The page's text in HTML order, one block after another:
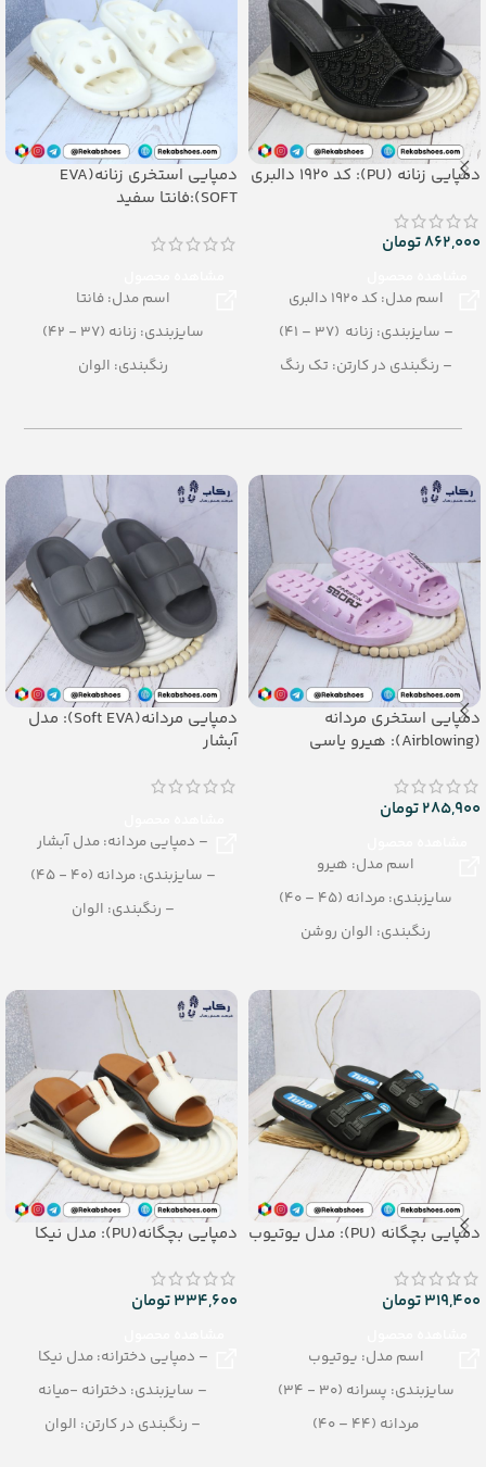
دمپایی زنانه (PU): کد 1920 دالبری
862,000تومان
اسم مدل: کد 1920 دالبری
– سایزبندی: زنانه (37 – 41)
– رنگبندی در کارتن: تک رنگ
– جنس زیره: PU
دمپایی استخری زنانه(EVA
SOFT):فانتا سفید
اسم مدل: فانتا
سایزبندی: زنانه (37 - 42)
رنگبندی: الوان
جنس: EVA SOFT
دمپایی استخری مردانه
(Airblowing): هیرو یاسی
285,900تومان
اسم مدل: هیرو
سایزبندی: مردانه (45 – 40)
رنگبندی: الوان روشن
دمپایی مردانه(Soft EVA): مدل
آبشار
– دمپایی مردانه: مدل آبشار
– سایزبندی: مردانه (40 - 45)
– رنگبندی: الوان
دمپایی بچگانه (PU): مدل یوتیوب
319,400تومان
اسم مدل: یوتیوب
سایزبندی: پسرانه (30 - 34)
مردانه (44 – 40)
دمپایی بچگانه(PU): مدل نیکا
334,600تومان
– دمپایی دخترانه: مدل نیکا
– سایزبندی: دخترانه -میانه
– رنگبندی در کارتن: الوان